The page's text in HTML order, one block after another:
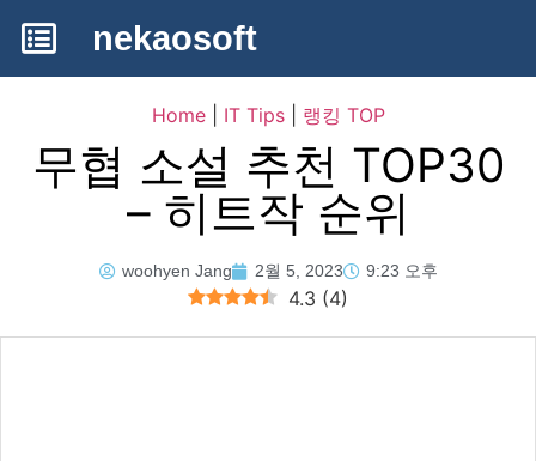
nekaosoft
Home| IT Tips| 랭킹 TOP
무협 소설 추천 TOP30
– 히트작 순위
woohyen Jang 2월 5, 2023 9:23 오후
4.3 (4)